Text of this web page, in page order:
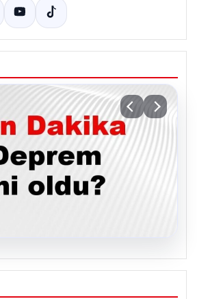
mi oldu? Az önce
oldu? İstanbul, Ankara,